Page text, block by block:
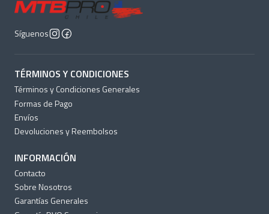
Síguenos
TÉRMINOS Y CONDICIONES
Términos y Condiciones Generales
Formas de Pago
Envíos
Devoluciones y Reembolsos
INFORMACIÓN
Contacto
Sobre Nosotros
Garantías Generales